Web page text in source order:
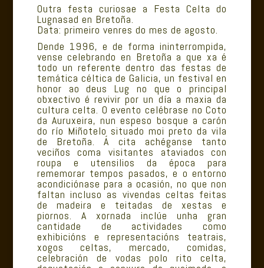
Outra festa curiosae a Festa Celta do
Lugnasad en Bretoña.
Data: primeiro venres do mes de agosto.
Dende 1996, e de forma ininterrompida,
vense celebrando en Bretoña a que xa é
todo un referente dentro das festas de
temática céltica de Galicia, un festival en
honor ao deus Lug no que o principal
obxectivo é revivir por un día a maxia da
cultura celta. O evento celébrase no Coto
da Auruxeira, nun espeso bosque a carón
do río Miñotelo situado moi preto da vila
de Bretoña. Á cita achéganse tanto
veciños coma visitantes ataviados con
roupa e utensilios da época para
rememorar tempos pasados, e o entorno
acondiciónase para a ocasión, no que non
faltan incluso as vivendas celtas feitas
de madeira e teitadas de xestas e
piornos. A xornada inclúe unha gran
cantidade de actividades como
exhibicións e representacións teatrais,
xogos celtas, mercado, comidas,
celebración de vodas polo rito celta,